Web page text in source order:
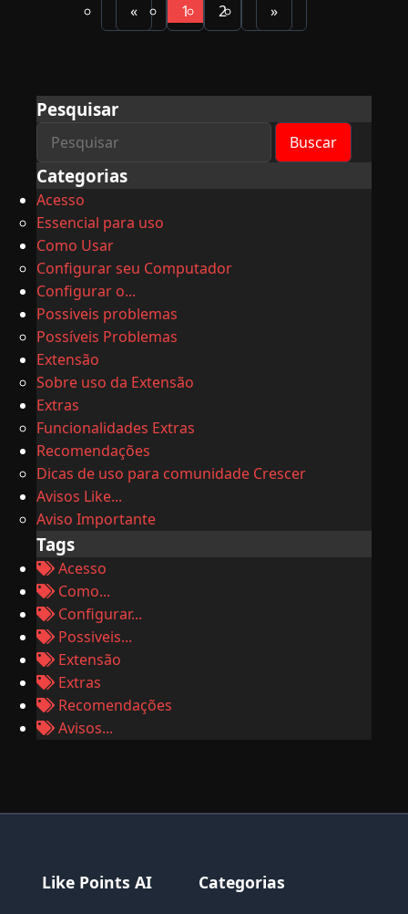
« 1 (atual)
2 »
Pesquisar
Categorias
Acesso
Essencial para uso
Como Usar
Configurar seu Computador
Configurar o...
Possiveis problemas
Possíveis Problemas
Extensão
Sobre uso da Extensão
Extras
Funcionalidades Extras
Recomendações
Dicas de uso para comunidade Crescer
Avisos Like...
Aviso Importante
Tags
Acesso
Como...
Configurar...
Possiveis...
Extensão
Extras
Recomendações
Avisos...
Like Points AI Categorias